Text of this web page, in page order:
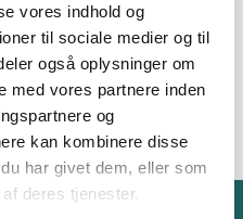
vores indhold og
til sociale medier og til
også oplysninger om
med vores partnere inden
og
kan kombinere disse
har givet dem, eller som
deres tjenester.
######@######.###.##
Bicycle Innovation Lab